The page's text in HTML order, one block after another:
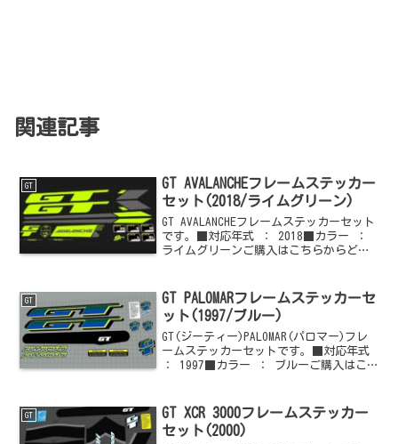
関連記事
GT
GT AVALANCHEフレームステッカー
セット(2018/ライムグリーン)
GT AVALANCHEフレームステッカーセット
です。■対応年式 ： 2018■カラー ：
ライムグリーンご購入はこちらからどう
GT
GT PALOMARフレームステッカーセ
ット(1997/ブルー)
GT(ジーティー)PALOMAR(パロマー)フレ
ームステッカーセットです。■対応年式
： 1997■カラー ： ブルーご購入はこ
GT
GT XCR 3000フレームステッカー
セット(2000)